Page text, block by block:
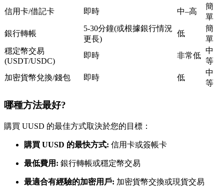
跟單
與頂尖交易專家同行
信用卡/借記卡
即時 中–高
簡
單
銀行轉帳
5-30分鐘(或根據銀行情況
更長)
低
簡
單
穩定幣交易
(USDT/USDC)
即時 非常低
中
等
加密貨幣兌換/錢包
即時 低
中
等
哪種方法最好?
購買 UUSD 的最佳方式取決於您的目標：
購買 UUSD 的最快方式: 信用卡或簽帳卡
最低費用: 銀行轉帳或穩定幣交易
最適合有經驗的加密用戶: 加密貨幣交換或現貨交易